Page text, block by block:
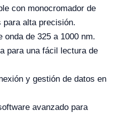
con monocromador de
para alta precisión.
onda de 325 a 1000 nm.
para una fácil lectura de
y gestión de datos en
avanzado para